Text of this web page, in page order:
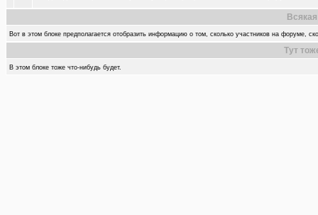
Вот в этом блоке предполагается отобразить информацию о том, сколько участников на форуме,
Тут
В этом блоке тоже что-нибудь будет.